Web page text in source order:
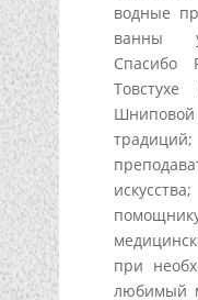
водные
ванны
Спасибо
Товстухе
Шниповой
при
любимый